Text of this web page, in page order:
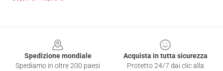
Spedizione mondiale
Spediamo in oltre 200 paesi
Acquista in tutta sicurezza
Protetto 24/7 dai clic alla